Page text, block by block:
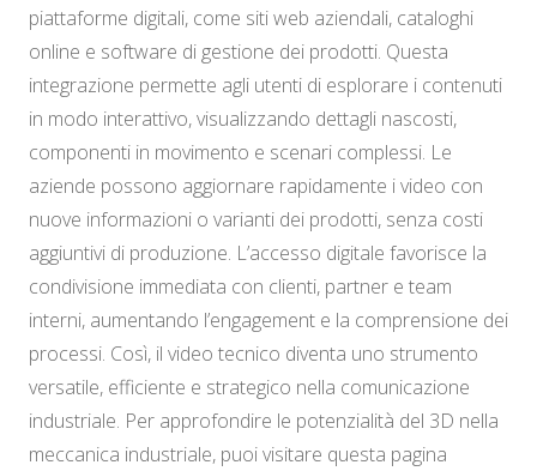
piattaforme digitali, come siti web aziendali, cataloghi
online e software di gestione dei prodotti. Questa
integrazione permette agli utenti di esplorare i contenuti
in modo interattivo, visualizzando dettagli nascosti,
componenti in movimento e scenari complessi. Le
aziende possono aggiornare rapidamente i video con
nuove informazioni o varianti dei prodotti, senza costi
aggiuntivi di produzione. L’accesso digitale favorisce la
condivisione immediata con clienti, partner e team
interni, aumentando l’engagement e la comprensione dei
processi. Così, il video tecnico diventa uno strumento
versatile, efficiente e strategico nella comunicazione
industriale. Per approfondire le potenzialità del 3D nella
meccanica industriale, puoi visitare questa pagina